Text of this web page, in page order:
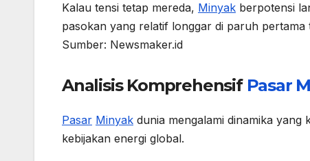
Kalau tensi tetap mereda, Minyak berpotensi
pasokan yang relatif longgar di paruh pertama
Sumber: Newsmaker.id
Analisis Komprehensif Pasar
Pasar Minyak dunia mengalami dinamika
kebijakan energi global.